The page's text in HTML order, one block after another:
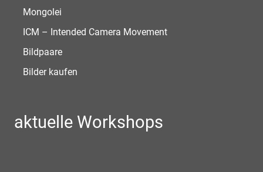
Mongolei
ICM – Intended Camera Movement
Bildpaare
Bilder kaufen
aktuelle Workshops